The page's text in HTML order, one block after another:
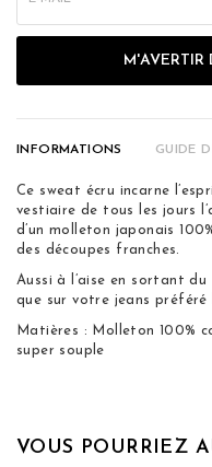
INFORMATIONS GUIDE
Ce sweat écru incarne
vestiaire de tous les jours
d’un molleton japonais
des découpes franches.
Aussi à l’aise en sortant
que sur votre jeans préféré
Matières : Molleton 100%
super souple
VOUS POURRIEZ